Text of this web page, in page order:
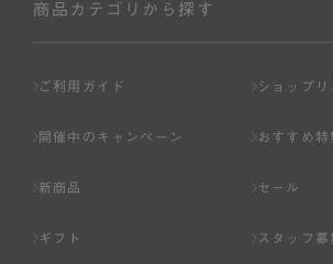
ません。
ページへの入力、または弊社が別途指定
基づき判断した場合は、弊社は、その登
商品カテゴリから探す
ご利用ガイド ショップリ
開催中のキャンペーン おすすめ特
新商品 セール
ギフト スタッフ募